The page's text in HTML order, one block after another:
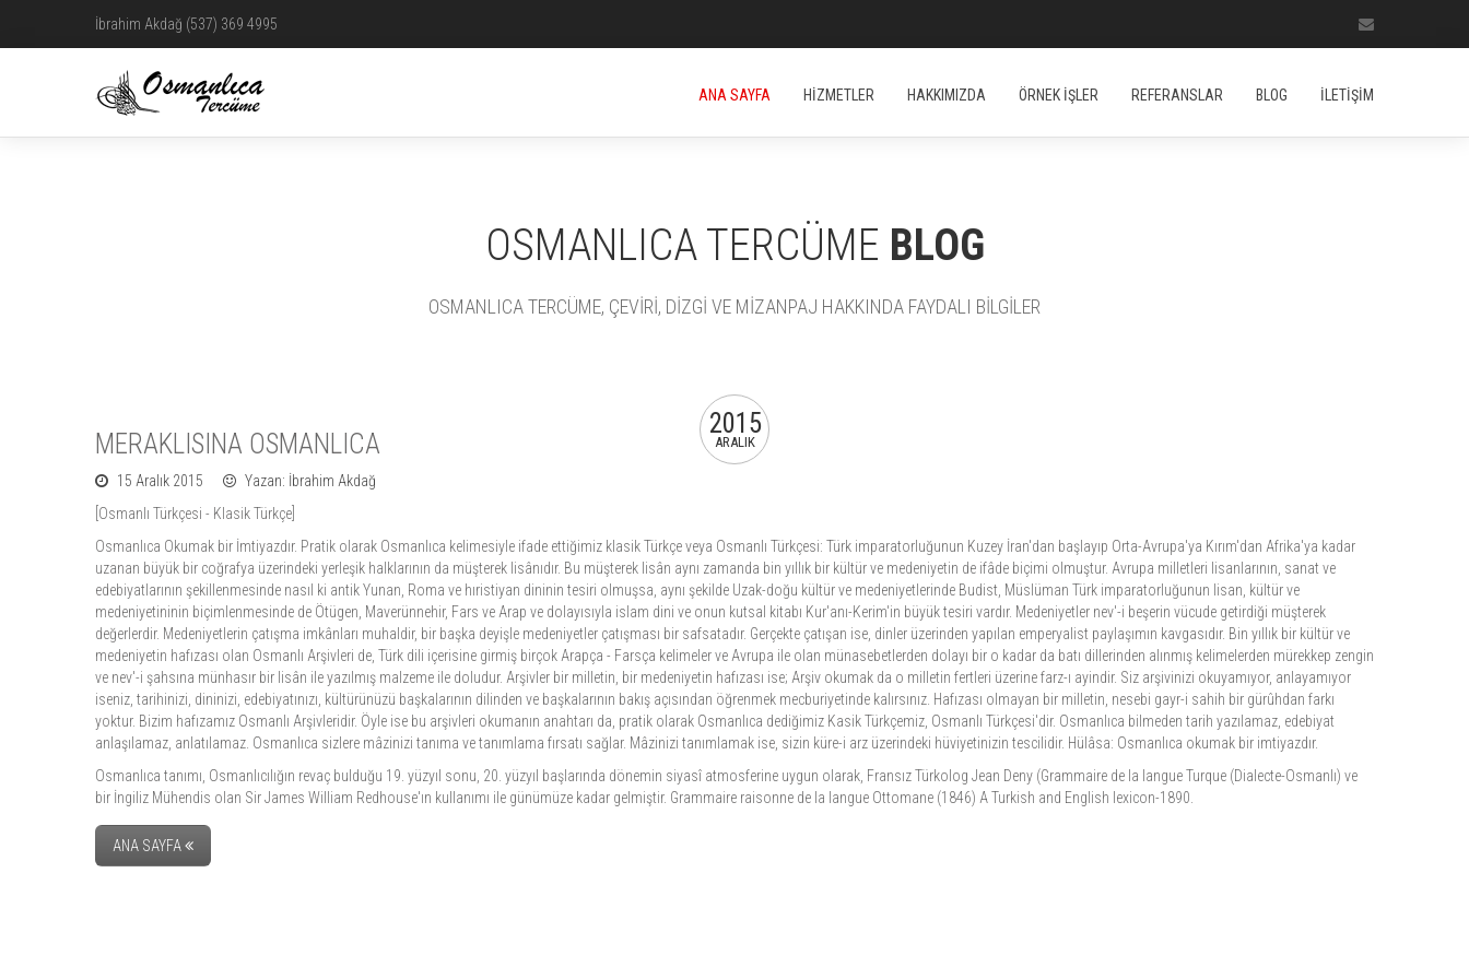
İbrahim Akdağ (537) 369 4995
ANA SAYFA HİZMETLER HAKKIMIZDA ÖRNEK İŞLER REFERANSLAR BLOG İLETİŞİM
OSMANLICA TERCÜME BLOG
OSMANLICA TERCÜME, ÇEVİRİ, DİZGİ VE MİZANPAJ HAKKINDA FAYDALI BİLGİLER
2015
ARALIK
MERAKLISINA OSMANLICA
15 Aralık 2015
Yazan: İbrahim Akdağ
[Osmanlı Türkçesi - Klasik Türkçe]
Osmanlıca Okumak bir İmtiyazdır. Pratik olarak Osmanlıca kelimesiyle ifade ettiğimiz klasik Türkçe veya Osmanlı Türkçesi: Türk imparatorluğunun Kuzey İran'dan başlayıp Orta-Avrupa'ya Kırım'dan Afrika'ya kadar
uzanan büyük bir coğrafya üzerindeki yerleşik halklarının da müşterek lisânıdır. Bu müşterek lisân aynı zamanda bin yıllık bir kültür ve medeniyetin de ifâde biçimi olmuştur. Avrupa milletleri lisanlarının, sanat ve
edebiyatlarının şekillenmesinde nasıl ki antik Yunan, Roma ve hıristiyan dininin tesiri olmuşsa, aynı şekilde Uzak-doğu kültür ve medeniyetlerinde Budist, Müslüman Türk imparatorluğunun lisan, kültür ve
medeniyetininin biçimlenmesinde de Ötügen, Maverünnehir, Fars ve Arap ve dolayısıyla islam dini ve onun kutsal kitabı Kur'anı-Kerim'in büyük tesiri vardır. Medeniyetler nev'-i beşerin vücude getirdiği müşterek
değerlerdir. Medeniyetlerin çatışma imkânları muhaldir, bir başka deyişle medeniyetler çatışması bir safsatadır. Gerçekte çatışan ise, dinler üzerinden yapılan emperyalist paylaşımın kavgasıdır. Bin yıllık bir kültür ve
medeniyetin hafızası olan Osmanlı Arşivleri de, Türk dili içerisine girmiş birçok Arapça - Farsça kelimeler ve Avrupa ile olan münasebetlerden dolayı bir o kadar da batı dillerinden alınmış kelimelerden mürekkep zengin
ve nev'-i şahsına münhasır bir lisân ile yazılmış malzeme ile doludur. Arşivler bir milletin, bir medeniyetin hafızası ise; Arşiv okumak da o milletin fertleri üzerine farz-ı ayindir. Siz arşivinizi okuyamıyor, anlayamıyor
iseniz, tarihinizi, dininizi, edebiyatınızı, kültürünüzü başkalarının dilinden ve başkalarının bakış açısından öğrenmek mecburiyetinde kalırsınız. Hafızası olmayan bir milletin, nesebi gayr-i sahih bir gürûhdan farkı
yoktur. Bizim hafızamız Osmanlı Arşivleridir. Öyle ise bu arşivleri okumanın anahtarı da, pratik olarak Osmanlıca dediğimiz Kasik Türkçemiz, Osmanlı Türkçesi'dir. Osmanlıca bilmeden tarih yazılamaz, edebiyat
anlaşılamaz, anlatılamaz. Osmanlıca sizlere mâzinizi tanıma ve tanımlama fırsatı sağlar. Mâzinizi tanımlamak ise, sizin küre-i arz üzerindeki hüviyetinizin tescilidir. Hülâsa: Osmanlıca okumak bir imtiyazdır.
Osmanlıca tanımı, Osmanlıcılığın revaç bulduğu 19. yüzyıl sonu, 20. yüzyıl başlarında dönemin siyasî atmosferine uygun olarak, Fransız Türkolog Jean Deny (Grammaire de la langue Turque (Dialecte-Osmanlı) ve
bir İngiliz Mühendis olan Sir James William Redhouse'ın kullanımı ile günümüze kadar gelmiştir. Grammaire raisonne de la langue Ottomane (1846) A Turkish and English lexicon-1890.
ANA SAYFA